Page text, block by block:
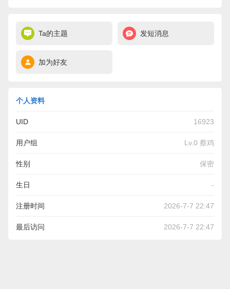
Ta的主题 发短消息
加为好友
个人资料
UID 16923
用户组 Lv.0 蔡鸡
性别 保密
生日 -
注册时间 2026-7-7 22:47
最后访问 2026-7-7 22:47